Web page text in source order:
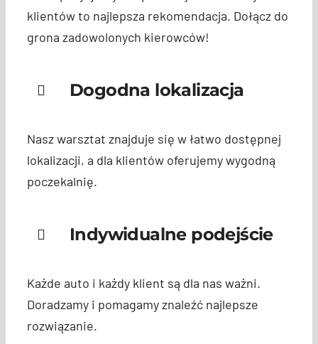
klientów to najlepsza rekomendacja. Dołącz do
grona zadowolonych kierowców!
Dogodna lokalizacja
Nasz warsztat znajduje się w łatwo dostępnej
lokalizacji, a dla klientów oferujemy wygodną
poczekalnię.
Indywidualne podejście
Każde auto i każdy klient są dla nas ważni.
Doradzamy i pomagamy znaleźć najlepsze
rozwiązanie.